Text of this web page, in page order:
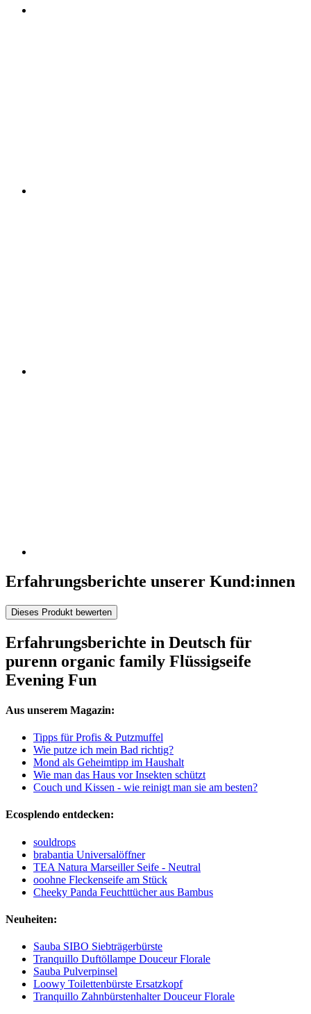
Erfahrungsberichte unserer Kund:innen
Dieses Produkt bewerten
Erfahrungsberichte in Deutsch für
purenn organic family Flüssigseife
Evening Fun
Aus unserem Magazin:
Tipps für Profis & Putzmuffel
Wie putze ich mein Bad richtig?
Mond als Geheimtipp im Haushalt
Wie man das Haus vor Insekten schützt
Couch und Kissen - wie reinigt man sie am besten?
Ecosplendo entdecken:
souldrops
brabantia Universalöffner
TEA Natura Marseiller Seife - Neutral
ooohne Fleckenseife am Stück
Cheeky Panda Feuchttücher aus Bambus
Neuheiten:
Sauba SIBO Siebträgerbürste
Tranquillo Duftöllampe Douceur Florale
Sauba Pulverpinsel
Loowy Toilettenbürste Ersatzkopf
Tranquillo Zahnbürstenhalter Douceur Florale